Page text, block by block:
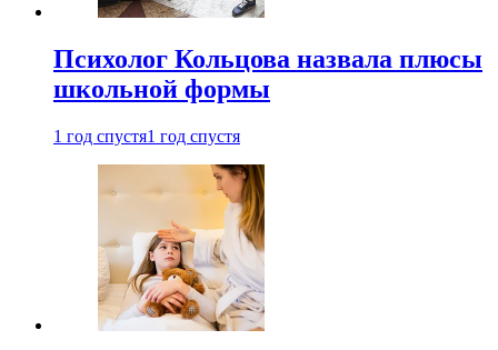
Психолог Кольцова назвала плюсы
школьной формы
1 год спустя1 год спустя